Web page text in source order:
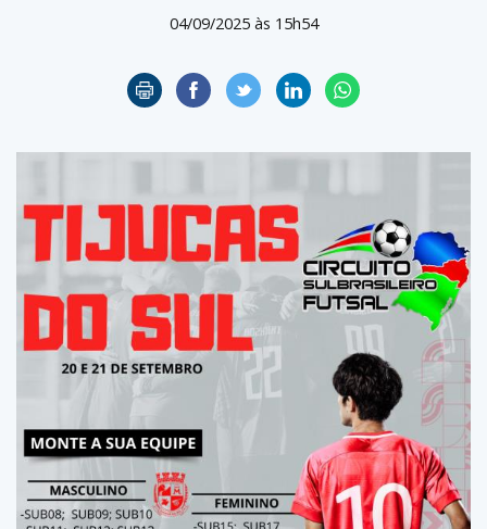
04/09/2025 às 15h54